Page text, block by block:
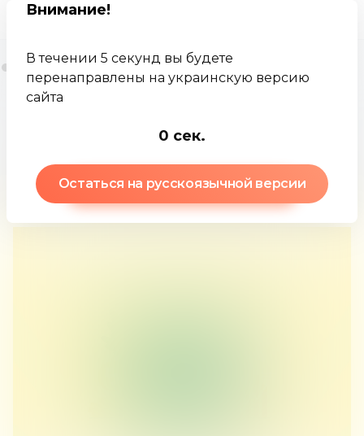
Внимание!
В течении 5 секунд вы будете
перенаправлены на украинскую версию
сайта
-1 сек.
Остаться на русскоязычной версии
MPT (современная теория портфелей)